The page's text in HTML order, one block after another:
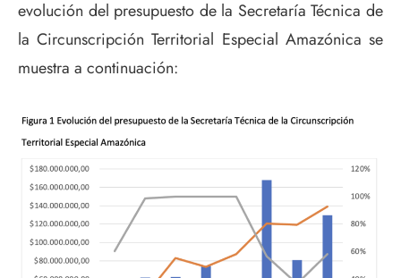
evolución del presupuesto de la Secretaría Técnica de
la Circunscripción Territorial Especial Amazónica se
muestra a continuación: